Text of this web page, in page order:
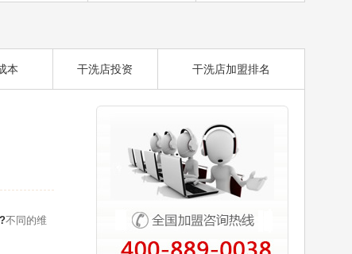
本 干洗店投资 干洗店加盟排名
不同的维